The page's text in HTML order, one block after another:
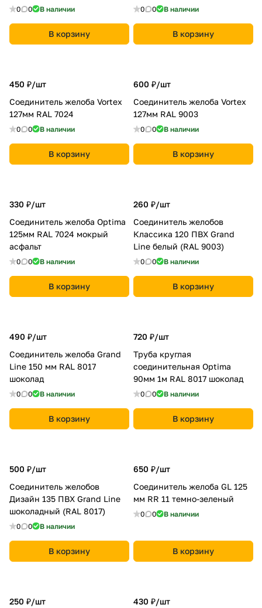
0 0 В наличии
В корзину
0 0 В наличии
В корзину
450 ₽/шт
Соединитель желоба Vortex
127мм RAL 7024
0 0 В наличии
В корзину
600 ₽/шт
Соединитель желоба Vortex
127мм RAL 9003
0 0 В наличии
В корзину
330 ₽/шт
Соединитель желоба Optima
125мм RAL 7024 мокрый
асфальт
0 0 В наличии
В корзину
260 ₽/шт
Соединитель желобов
Классика 120 ПВХ Grand
Line белый (RAL 9003)
0 0 В наличии
В корзину
490 ₽/шт
Соединитель желоба Grand
Line 150 мм RAL 8017
шоколад
0 0 В наличии
В корзину
720 ₽/шт
Труба круглая
соединительная Optima
90мм 1м RAL 8017 шоколад
0 0 В наличии
В корзину
500 ₽/шт
Соединитель желобов
Дизайн 135 ПВХ Grand Line
шоколадный (RAL 8017)
0 0 В наличии
В корзину
650 ₽/шт
Соединитель желоба GL 125
мм RR 11 темно-зеленый
0 0 В наличии
В корзину
250 ₽/шт 430 ₽/шт